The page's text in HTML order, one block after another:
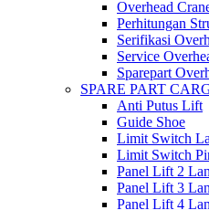
Overhead
Perhitungan
Serifikasi
Service
Sparepart
SPARE PART
Anti Putus Lift
Guide Shoe
Limit Switch
Limit Switch
Panel Lift 2
Panel Lift 3
Panel Lift 4